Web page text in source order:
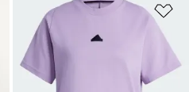
Ajouter à la Liste de produits